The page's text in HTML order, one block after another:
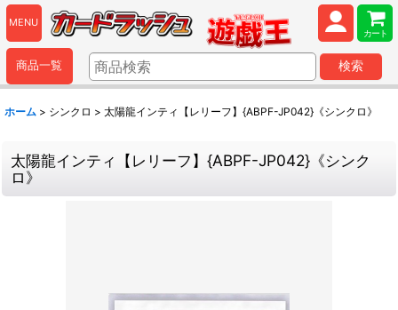
MENU
カート
商品一覧 検索
ホーム > シンクロ > 太陽龍インティ【レリーフ】{ABPF-JP042}《シンクロ》
太陽龍インティ【レリーフ】{ABPF-JP042}《シンク
ロ》